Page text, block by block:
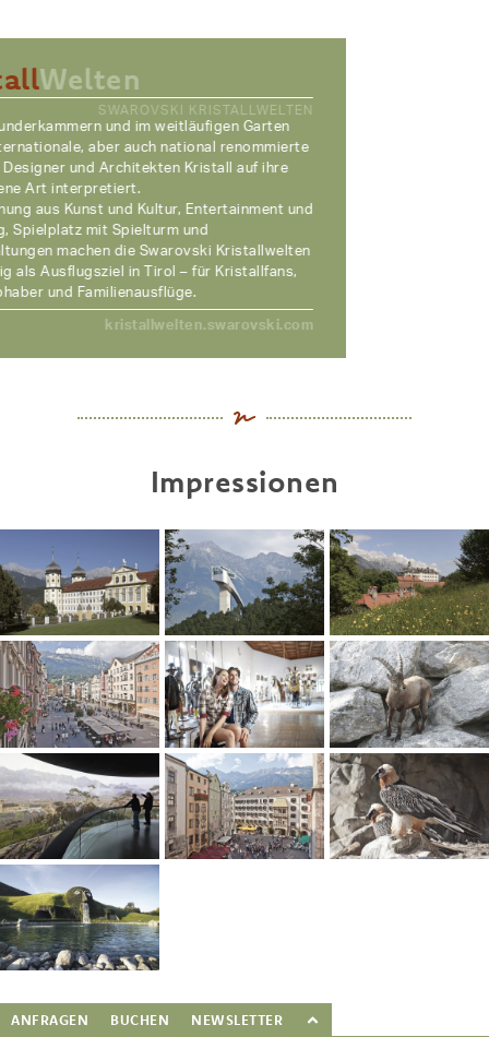
Welten
SWAROVSKI KRISTALLWELTEN
und im weitläufigen Garten
aber auch national renommierte
Designer und Architekten Kristall auf ihre
Art interpretiert.
aus Kunst und Kultur, Entertainment und
Spielplatz mit Spielturm und
machen die Swarovski Kristallwelten
als Ausflugsziel in Tirol – für Kristallfans,
und Familienausflüge.
kristallwelten.swarovski.com
Impressionen
ANFRAGEN BUCHEN NEWSLETTER